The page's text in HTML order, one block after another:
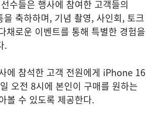
수들은 행사에 참여한 고객들의
축하하며, 기념 촬영, 사인회, 토크
채로운 이벤트를 통해 특별한 경험을
.
에 참석한 고객 전원에게 iPhone 16
오전 8시에 본인이 구매를 원하는
볼 수 있도록 제공한다.